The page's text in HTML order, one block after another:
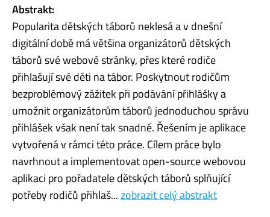
Abstrakt:
Popularita dětských táborů neklesá a v dnešní
digitální době má většina organizátorů dětských
táborů své webové stránky, přes které rodiče
přihlašují své děti na tábor. Poskytnout rodičům
bezproblémový zážitek při podávání přihlášky a
umožnit organizátorům táborů jednoduchou správu
přihlášek však není tak snadné. Řešením je aplikace
vytvořená v rámci této práce. Cílem práce bylo
navrhnout a implementovat open-source webovou
aplikaci pro pořadatele dětských táborů splňující
potřeby rodičů přihlaš...zobrazit celý abstrakt